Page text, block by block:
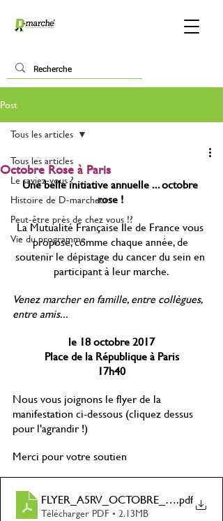
Post
Tous les articles
Le saviez-vous ?
Histoire de D-marcheurs
Peut-être près de chez vous !?
Vie du programme
Tous les articles
Octobre Rose à Paris
Une belle initiative annuelle ... octobre
rose !
La Mutualité Française Ile de France vous
propose, comme chaque année, de
soutenir le dépistage du cancer du sein en
participant à leur marche.
Venez marcher en famille, entre collègues,
entre amis...
le 18 octobre 2017
Place de la République à Paris
17h40
Nous vous joignons le flyer de la
manifestation ci-dessous (cliquez dessus
pour l'agrandir !)
Merci pour votre soutien
FLYER_A5RV_OCTOBRE_ROSE_2017
.pdf
Télécharger PDF • 2.13MB